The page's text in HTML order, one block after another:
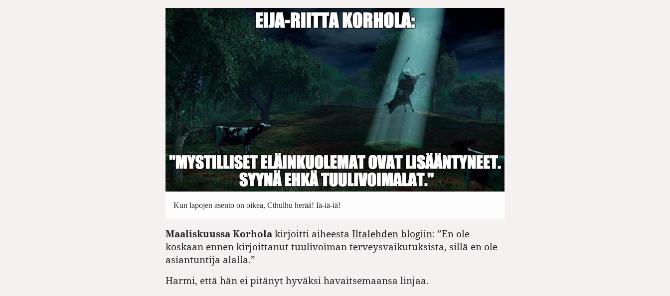
Kun lapojen asento on oikea, Cthulhu herää! Iä-iä-iä!
Maaliskuussa Korhola kirjoitti aiheesta Iltalehden blogiin: ”En ole
koskaan ennen kirjoittanut tuulivoiman terveysvaikutuksista, sillä en ole
asiantuntija alalla.”
Harmi, että hän ei pitänyt hyväksi havaitsemaansa linjaa.